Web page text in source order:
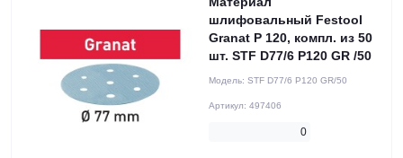
шлифовальный Festool
Granat P 120, компл. из 50
шт. STF D77/6 P120 GR /50
Модель: STF D77/6 P120 GR/50
Артикул: 497406
0